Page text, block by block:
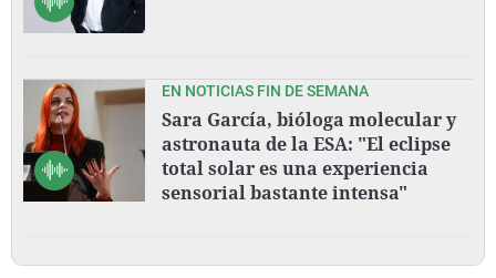
EN NOTICIAS FIN DE SEMANA
Sara García, bióloga molecular y
astronauta de la ESA: "El eclipse
total solar es una experiencia
sensorial bastante intensa"